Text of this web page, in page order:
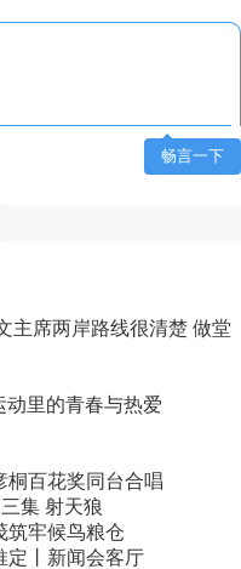
畅言一下
主席两岸路线很清楚 做堂
里的青春与热爱
桐百花奖同台合唱
集 射天狼
筑牢候鸟粮仓
定丨新闻会客厅